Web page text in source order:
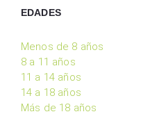
EDADES
Menos de 8 años
8 a 11 años
11 a 14 años
14 a 18 años
Más de 18 años